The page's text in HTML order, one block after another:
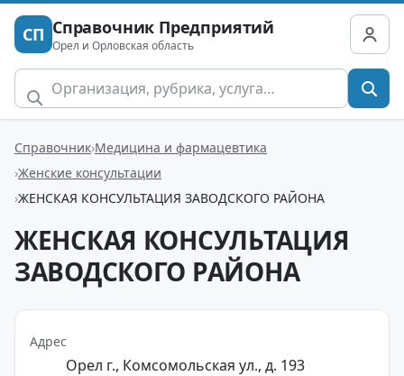
СП Справочник Предприятий
Орел и Орловская область
Справочник Медицина и фармацевтика
Женские консультации
ЖЕНСКАЯ КОНСУЛЬТАЦИЯ ЗАВОДСКОГО РАЙОНА
ЖЕНСКАЯ КОНСУЛЬТАЦИЯ
ЗАВОДСКОГО РАЙОНА
Адрес
Орел г., Комсомольская ул., д. 193